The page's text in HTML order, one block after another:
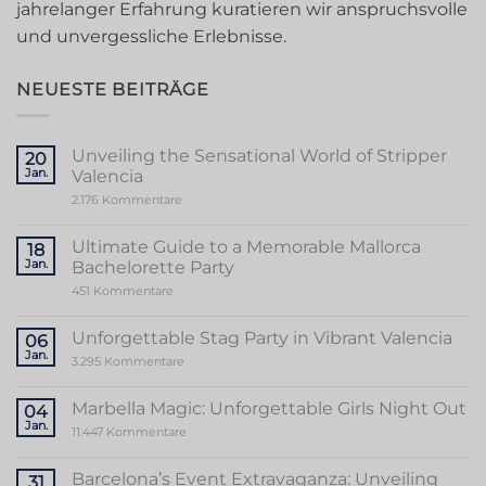
jahrelanger Erfahrung kuratieren wir anspruchsvolle
und unvergessliche Erlebnisse.
NEUESTE BEITRÄGE
20
Jan.
Unveiling the Sensational World of Stripper
Valencia
2.176 Kommentare
Sensational
World
of
18
Jan.
Ultimate Guide to a Memorable Mallorca
Bachelorette Party
451 Kommentare
to
a
Memorable
Party
06
Jan.
Unforgettable Stag Party in Vibrant Valencia
3.295 Kommentare
Party
in
Vibrant
04
Jan.
Marbella Magic: Unforgettable Girls Night Out
11.447 Kommentare
Unforgettable
Barcelona’s Event Extravaganza: Unveiling